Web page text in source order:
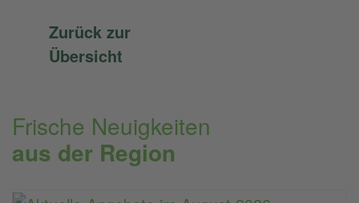
Zurück zur
Übersicht
Frische Neuigkeiten
aus der Region